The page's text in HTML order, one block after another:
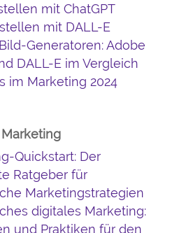
mit ChatGPT
mit DALL-E
Generatoren: Adobe
DALL-E im Vergleich
im Marketing 2024
Quickstart: Der
Ratgeber für
Marketingstrategien
digitales Marketing:
und Praktiken für den